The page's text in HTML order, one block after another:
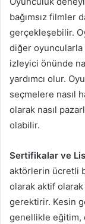
bağımsız filmler
gerçekleşebilir.
diğer oyuncularla
izleyici önünde
yardımcı olur.
seçmelere nasıl
olarak nasıl
olabilir.
Sertifikalar ve
aktörlerin ücretli
olarak aktif olarak
gerektirir. Kesin
genellikle eğitim,